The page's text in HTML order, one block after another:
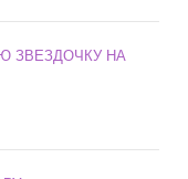
ЗВЕЗДОЧКУ НА